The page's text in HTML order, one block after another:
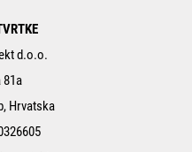
d.o.o.
81a
Hrvatska